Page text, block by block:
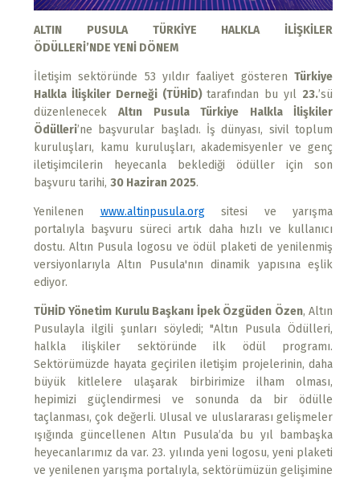
ALTIN PUSULA TÜRKİYE HALKLA İLİŞKİLER
ÖDÜLLERİ’NDE YENİ DÖNEM
İletişim sektöründe 53 yıldır faaliyet gösteren Türkiye
Halkla İlişkiler Derneği (TÜHİD)tarafından bu yıl 23.’sü
düzenlenecekAltın Pusula Türkiye Halkla İlişkiler
Ödülleri’ne başvurular başladı. İş dünyası, sivil toplum
kuruluşları, kamu kuruluşları, akademisyenler ve genç
iletişimcilerin heyecanla beklediği ödüller için son
başvuru tarihi, 30 Haziran 2025.
Yenilenen www.altinpusula.orgsitesi ve yarışma
portalıyla başvuru süreci artık daha hızlı ve kullanıcı
dostu. Altın Pusula logosu ve ödül plaketi de yenilenmiş
versiyonlarıyla Altın Pusula'nın dinamik yapısına eşlik
ediyor.
TÜHİD Yönetim Kurulu Başkanı İpek Özgüden Özen, Altın
Pusulayla ilgili şunları söyledi; "Altın Pusula Ödülleri,
halkla ilişkiler sektöründe ilk ödül programı.
Sektörümüzde hayata geçirilen iletişim projelerinin, daha
büyük kitlelere ulaşarak birbirimize ilham olması,
hepimizi güçlendirmesi ve sonunda da bir ödülle
taçlanması, çok değerli. Ulusal ve uluslararası gelişmeler
ışığında güncellenen Altın Pusula’da bu yıl bambaşka
heyecanlarımız da var. 23. yılında yeni logosu, yeni plaketi
ve yenilenen yarışma portalıyla, sektörümüzün gelişimine